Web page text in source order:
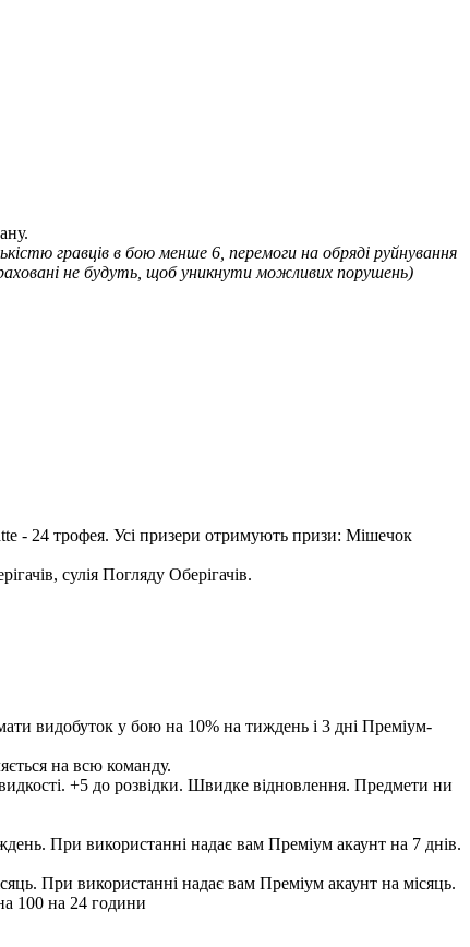
гравців в бою менше 6, перемоги на обряді руйнування
не будуть, щоб уникнути можливих порушень)
- 24 трофея. Усі призери отримують призи: Мішечок
видобуток у бою на 10% на тиждень і 3 дні Преміум-
100 на 24 години